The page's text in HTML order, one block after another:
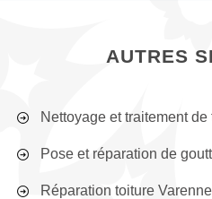
AUTRES
Nettoyage et traitement
Pose et réparation de
Réparation toiture